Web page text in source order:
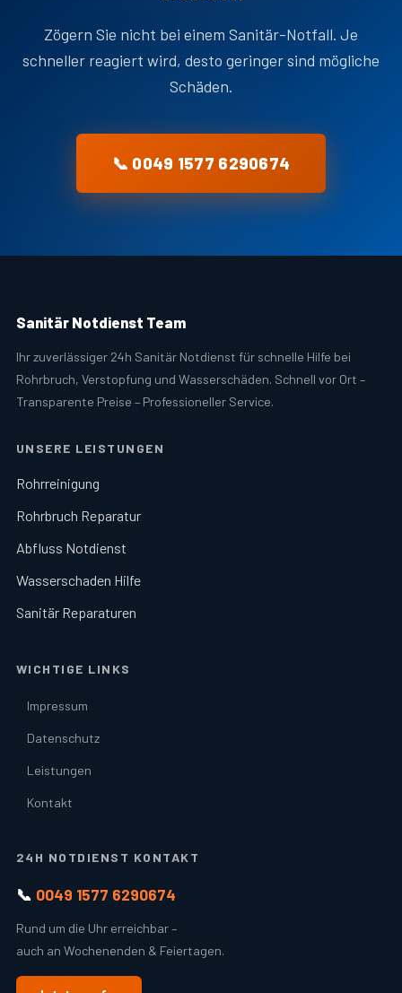
Zögern Sie nicht bei einem Sanitär-Notfall. Je
schneller reagiert wird, desto geringer sind mögliche
Schäden.
📞 0049 1577 6290674
Sanitär Notdienst Team
Ihr zuverlässiger 24h Sanitär Notdienst für schnelle Hilfe bei
Rohrbruch, Verstopfung und Wasserschäden. Schnell vor Ort –
Transparente Preise – Professioneller Service.
UNSERE LEISTUNGEN
Rohrreinigung
Rohrbruch Reparatur
Abfluss Notdienst
Wasserschaden Hilfe
Sanitär Reparaturen
WICHTIGE LINKS
Impressum
Datenschutz
Leistungen
Kontakt
24H NOTDIENST KONTAKT
📞 0049 1577 6290674
Rund um die Uhr erreichbar –
auch an Wochenenden & Feiertagen.